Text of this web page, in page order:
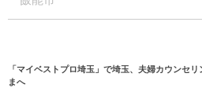
「マイベストプロ埼玉」で埼玉、夫婦カウンセ
まへ